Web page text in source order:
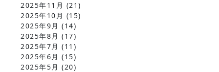
2025年11月 (21)
2025年10月 (15)
2025年9月 (14)
2025年8月 (17)
2025年7月 (11)
2025年6月 (15)
2025年5月 (20)